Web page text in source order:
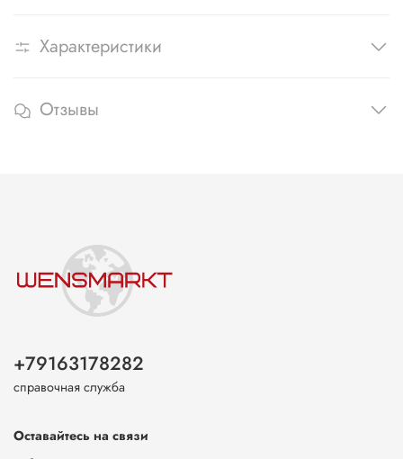
Характеристики
Отзывы
+79163178282
справочная служба
Оставайтесь на связи